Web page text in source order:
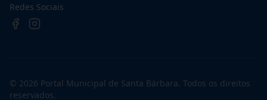
Redes Sociais
© 2026 Portal Municipal de Santa Bárbara. Todos os direitos
reservados.